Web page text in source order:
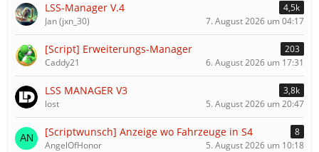
LSS-Manager V.4
4,5k
Jan (jxn_30)
7. August 2026 um 04:17
[Script] Erweiterungs-Manager
203
Caddy21
6. August 2026 um 17:31
LSS MANAGER V3
3,8k
lost
5. August 2026 um 20:47
[Scriptwunsch] Anzeige wo Fahrzeuge in S4
8
AngelOfHonor
5. August 2026 um 10:18